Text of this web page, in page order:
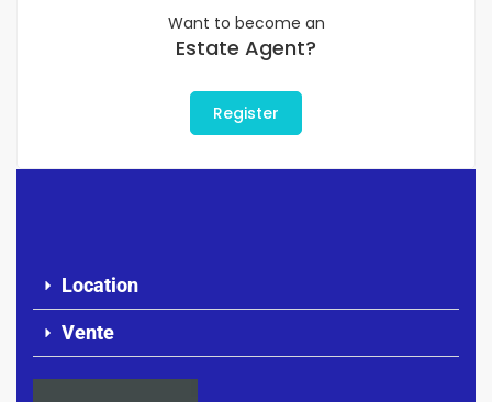
Want to become an
Estate Agent?
Register
Location
Vente